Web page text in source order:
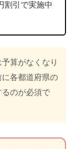
割引で実施中
算がなくなり
各都道府県の
のが必須で